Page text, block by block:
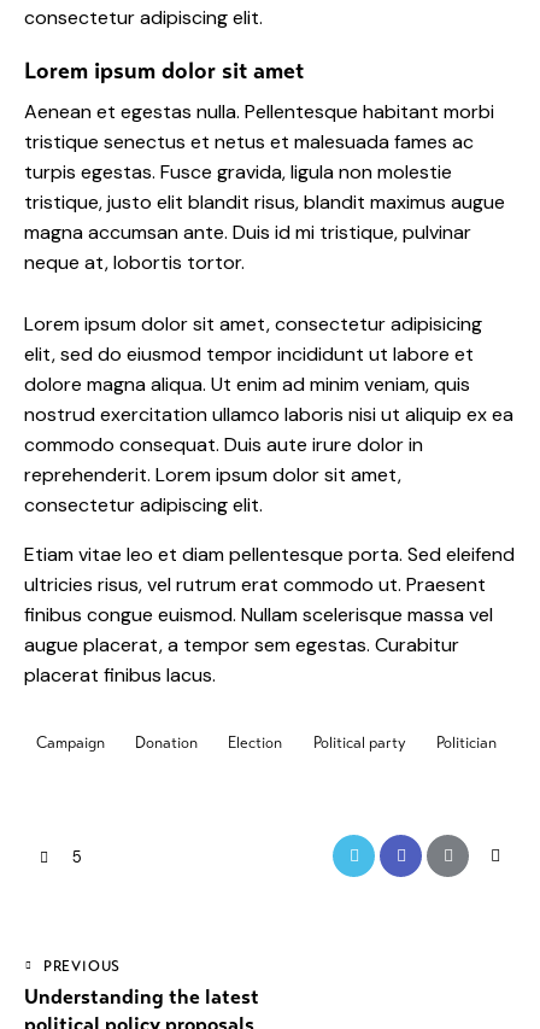
consectetur adipiscing elit.
Lorem ipsum dolor sit amet
Aenean et egestas nulla. Pellentesque habitant morbi
tristique senectus et netus et malesuada fames ac
turpis egestas. Fusce gravida, ligula non molestie
tristique, justo elit blandit risus, blandit maximus augue
magna accumsan ante. Duis id mi tristique, pulvinar
neque at, lobortis tortor.
Lorem ipsum dolor sit amet, consectetur adipisicing
elit, sed do eiusmod tempor incididunt ut labore et
dolore magna aliqua. Ut enim ad minim veniam, quis
nostrud exercitation ullamco laboris nisi ut aliquip ex ea
commodo consequat. Duis aute irure dolor in
reprehenderit. Lorem ipsum dolor sit amet,
consectetur adipiscing elit.
Etiam vitae leo et diam pellentesque porta. Sed eleifend
ultricies risus, vel rutrum erat commodo ut. Praesent
finibus congue euismod. Nullam scelerisque massa vel
augue placerat, a tempor sem egestas. Curabitur
placerat finibus lacus.
Campaign Donation Election Political party Politician
5
PREVIOUS
Understanding the latest